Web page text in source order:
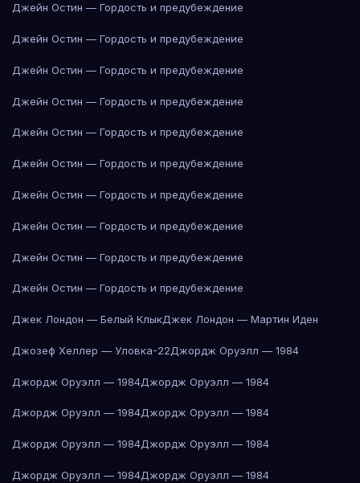
Джейн Остин — Гордость и предубеждение
Джейн Остин — Гордость и предубеждение
Джейн Остин — Гордость и предубеждение
Джейн Остин — Гордость и предубеждение
Джейн Остин — Гордость и предубеждение
Джейн Остин — Гордость и предубеждение
Джейн Остин — Гордость и предубеждение
Джейн Остин — Гордость и предубеждение
Джейн Остин — Гордость и предубеждение
Джейн Остин — Гордость и предубеждение
Джек Лондон — Белый КлыкДжек Лондон — Мартин Иден
Джозеф Хеллер — Уловка-22Джордж Оруэлл — 1984
Джордж Оруэлл — 1984Джордж Оруэлл — 1984
Джордж Оруэлл — 1984Джордж Оруэлл — 1984
Джордж Оруэлл — 1984Джордж Оруэлл — 1984
Джордж Оруэлл — 1984Джордж Оруэлл — 1984